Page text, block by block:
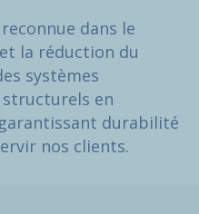
dans le
la réduction du
systèmes
en
durabilité
nos clients.